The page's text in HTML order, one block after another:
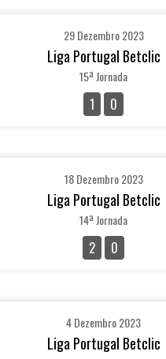
29 Dezembro 2023
Liga Portugal Betclic
15ª Jornada
1 0
18 Dezembro 2023
Liga Portugal Betclic
14ª Jornada
2 0
4 Dezembro 2023
Liga Portugal Betclic